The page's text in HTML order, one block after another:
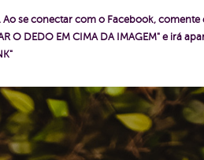
se conectar com o Facebook,
O DEDO EM CIMA DA IMAGEM" e irá